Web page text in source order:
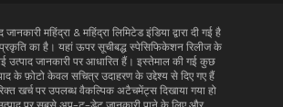
महिंद्रा & महिंद्रा लिमिटेड इंडिया द्वारा दी गई है
का है। यहां ऊपर सूचीबद्ध स्पेसिफिकेशन रिलीज के
उत्पाद जानकारी पर आधारित हैं। इस्तेमाल की गई कुछ
के फ़ोटो केवल सचित्र उदाहरण के उद्देश्य से दिए गए हैं
खर्च पर उपलब्ध वैकल्पिक अटैचमेंट्स दिखाया गया हो